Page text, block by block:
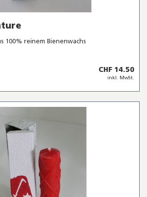
100% reinem Bienenwachs
CHF 14.50
inkl. MwSt.